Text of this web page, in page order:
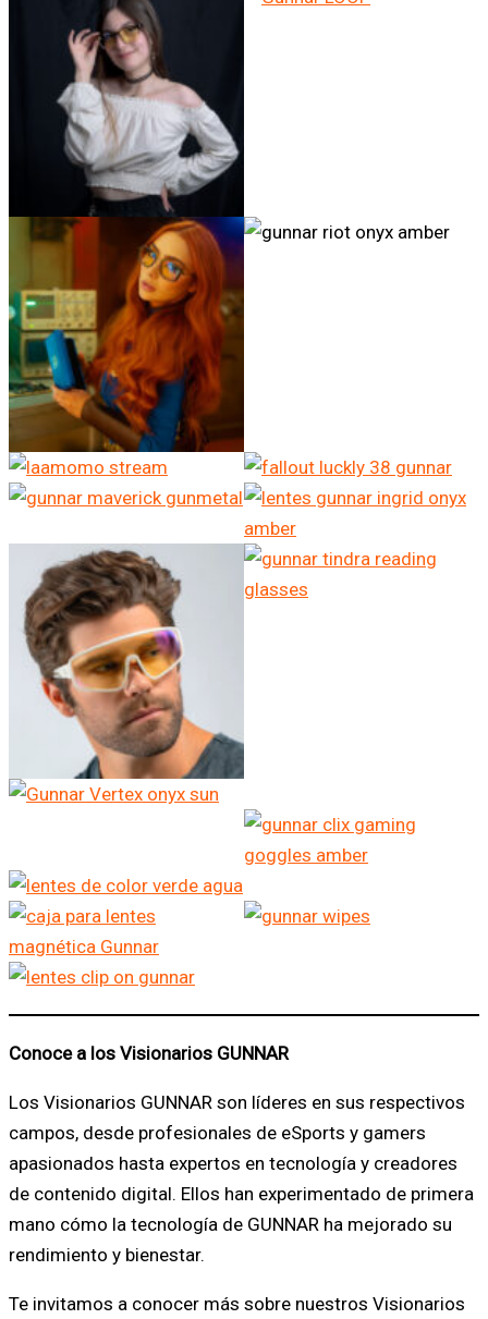
Conoce a los Visionarios GUNNAR
Los Visionarios GUNNAR son líderes en sus respectivos
campos, desde profesionales de eSports y gamers
apasionados hasta expertos en tecnología y creadores
de contenido digital. Ellos han experimentado de primera
mano cómo la tecnología de GUNNAR ha mejorado su
rendimiento y bienestar.
Te invitamos a conocer más sobre nuestros Visionarios